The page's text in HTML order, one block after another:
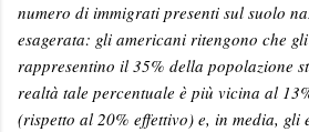
numero di immigrati presenti sul suolo
esagerata: gli americani ritengono che
rappresentino il 35% della popolazione
realtà tale percentuale è più vicina al
(rispetto al 20% effettivo) e, in media,